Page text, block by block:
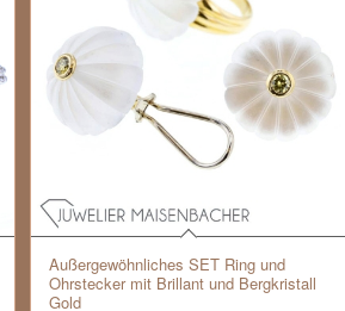
Außergewöhnliches SET Ring und
Ohrstecker mit Brillant und Bergkristall
Gold